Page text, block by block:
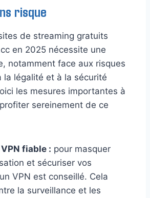
risque
de streaming gratuits
en 2025 nécessite une
notamment face aux risques
la légalité et à la sécurité
les mesures importantes à
sereinement de ce
fiable : pour masquer
et sécuriser vos
VPN est conseillé. Cela
la surveillance et les